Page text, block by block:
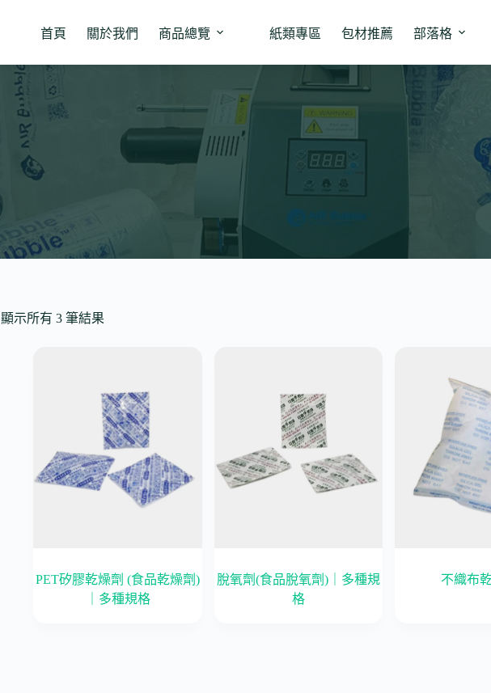
首頁 關於我們 商品總覽 紙類專區 包材推薦 部落格
顯示所有 3 筆結果
PET矽膠乾燥劑 (食品乾燥劑)
｜多種規格
脫氧劑(食品脫氧劑)｜多種規
格
不織布